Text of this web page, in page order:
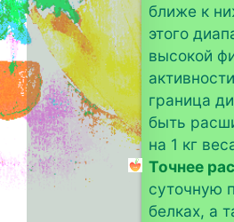
ближе к
этого
высокой
граница
быть
на 1 кг
Точнее
суточную
белках, а